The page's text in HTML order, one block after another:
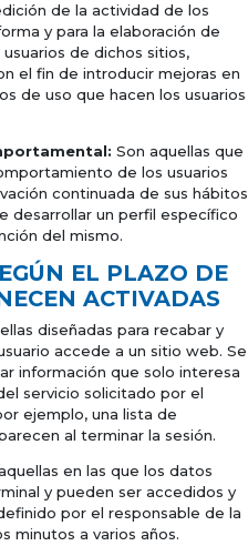
de la actividad de los
y para la elaboración de
de dichos sitios,
el fin de introducir mejoras en
de uso que hacen los usuarios
Son aquellas que
de los usuarios
continuada de sus hábitos
desarrollar un perfil específico
del mismo.
EL PLAZO DE
ACTIVADAS
diseñadas para recabar y
accede a un sitio web. Se
información que solo interesa
servicio solicitado por el
ejemplo, una lista de
al terminar la sesión.
en las que los datos
y pueden ser accedidos y
por el responsable de la
minutos a varios años.